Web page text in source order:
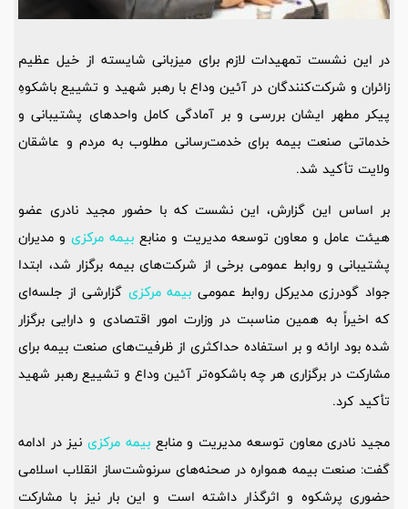
در این نشست تمهیدات لازم برای میزبانی شایسته از خیل عظیم
زائران و شرکت‌کنندگان در آئین وداع با رهبر شهید و تشییع باشکوهِ
پیکر مطهر ایشان بررسی و بر آمادگی کامل واحدهای پشتیبانی و
خدماتی صنعت بیمه برای خدمت‌رسانی مطلوب به مردم و عاشقان
ولایت تأکید شد.
بر اساس این گزارش، این نشست که با حضور مجید نادری عضو
هیئت عامل و معاون توسعه مدیریت و منابع بیمه مرکزی و مدیران
پشتیبانی و روابط عمومی برخی از شرکت‌های بیمه برگزار شد، ابتدا
جواد گودرزی مدیرکل روابط عمومی بیمه مرکزی گزارشی از جلسه‌ای
که اخیراً به همین مناسبت در وزارت امور اقتصادی و دارایی برگزار
شده بود ارائه و بر استفاده حداکثری از ظرفیت‌های صنعت بیمه برای
مشارکت در برگزاری هر چه باشکوه‌تر آئین وداع و تشییع رهبر شهید
تأکید کرد.
مجید نادری معاون توسعه مدیریت و منابعبیمه مرکزینیز در ادامه
گفت: صنعت بیمه همواره در صحنه‌های سرنوشت‌ساز انقلاب اسلامی
حضوری پرشکوه و اثرگذار داشته است و این بار نیز با مشارکت